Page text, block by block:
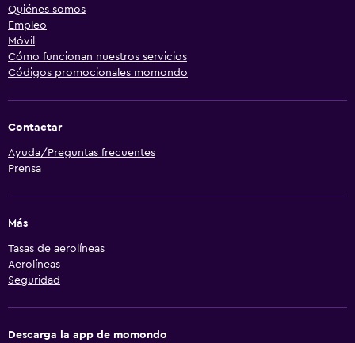
Quiénes somos
Empleo
Móvil
Cómo funcionan nuestros servicios
Códigos promocionales momondo
Contactar
Ayuda/Preguntas frecuentes
Prensa
Más
Tasas de aerolíneas
Aerolíneas
Seguridad
Descarga la app de momondo